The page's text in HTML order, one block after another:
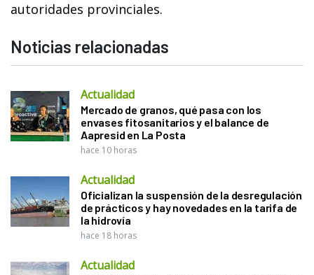
autoridades provinciales.
Noticias relacionadas
Actualidad
Mercado de granos, qué pasa con los
envases fitosanitarios y el balance de
Aapresid en La Posta
hace 10 horas
Actualidad
Oficializan la suspensión de la desregulación
de prácticos y hay novedades en la tarifa de
la hidrovía
hace 18 horas
Actualidad